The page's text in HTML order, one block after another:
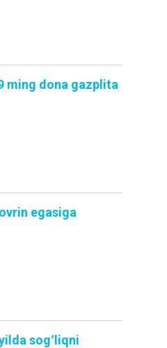
ming dona gazplita
egasiga
sogʻliqni